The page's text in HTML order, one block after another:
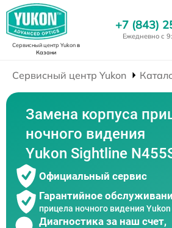
Сервисный центр Yukonв
Казани
+7 (843)
Ежедневно с
Сервисный центр Yukon
Замена корпуса
ночного видения
Yukon Sightline
Официальный сервис
Гарантийное
прицела ночного видения
Диагностика за наш счет,